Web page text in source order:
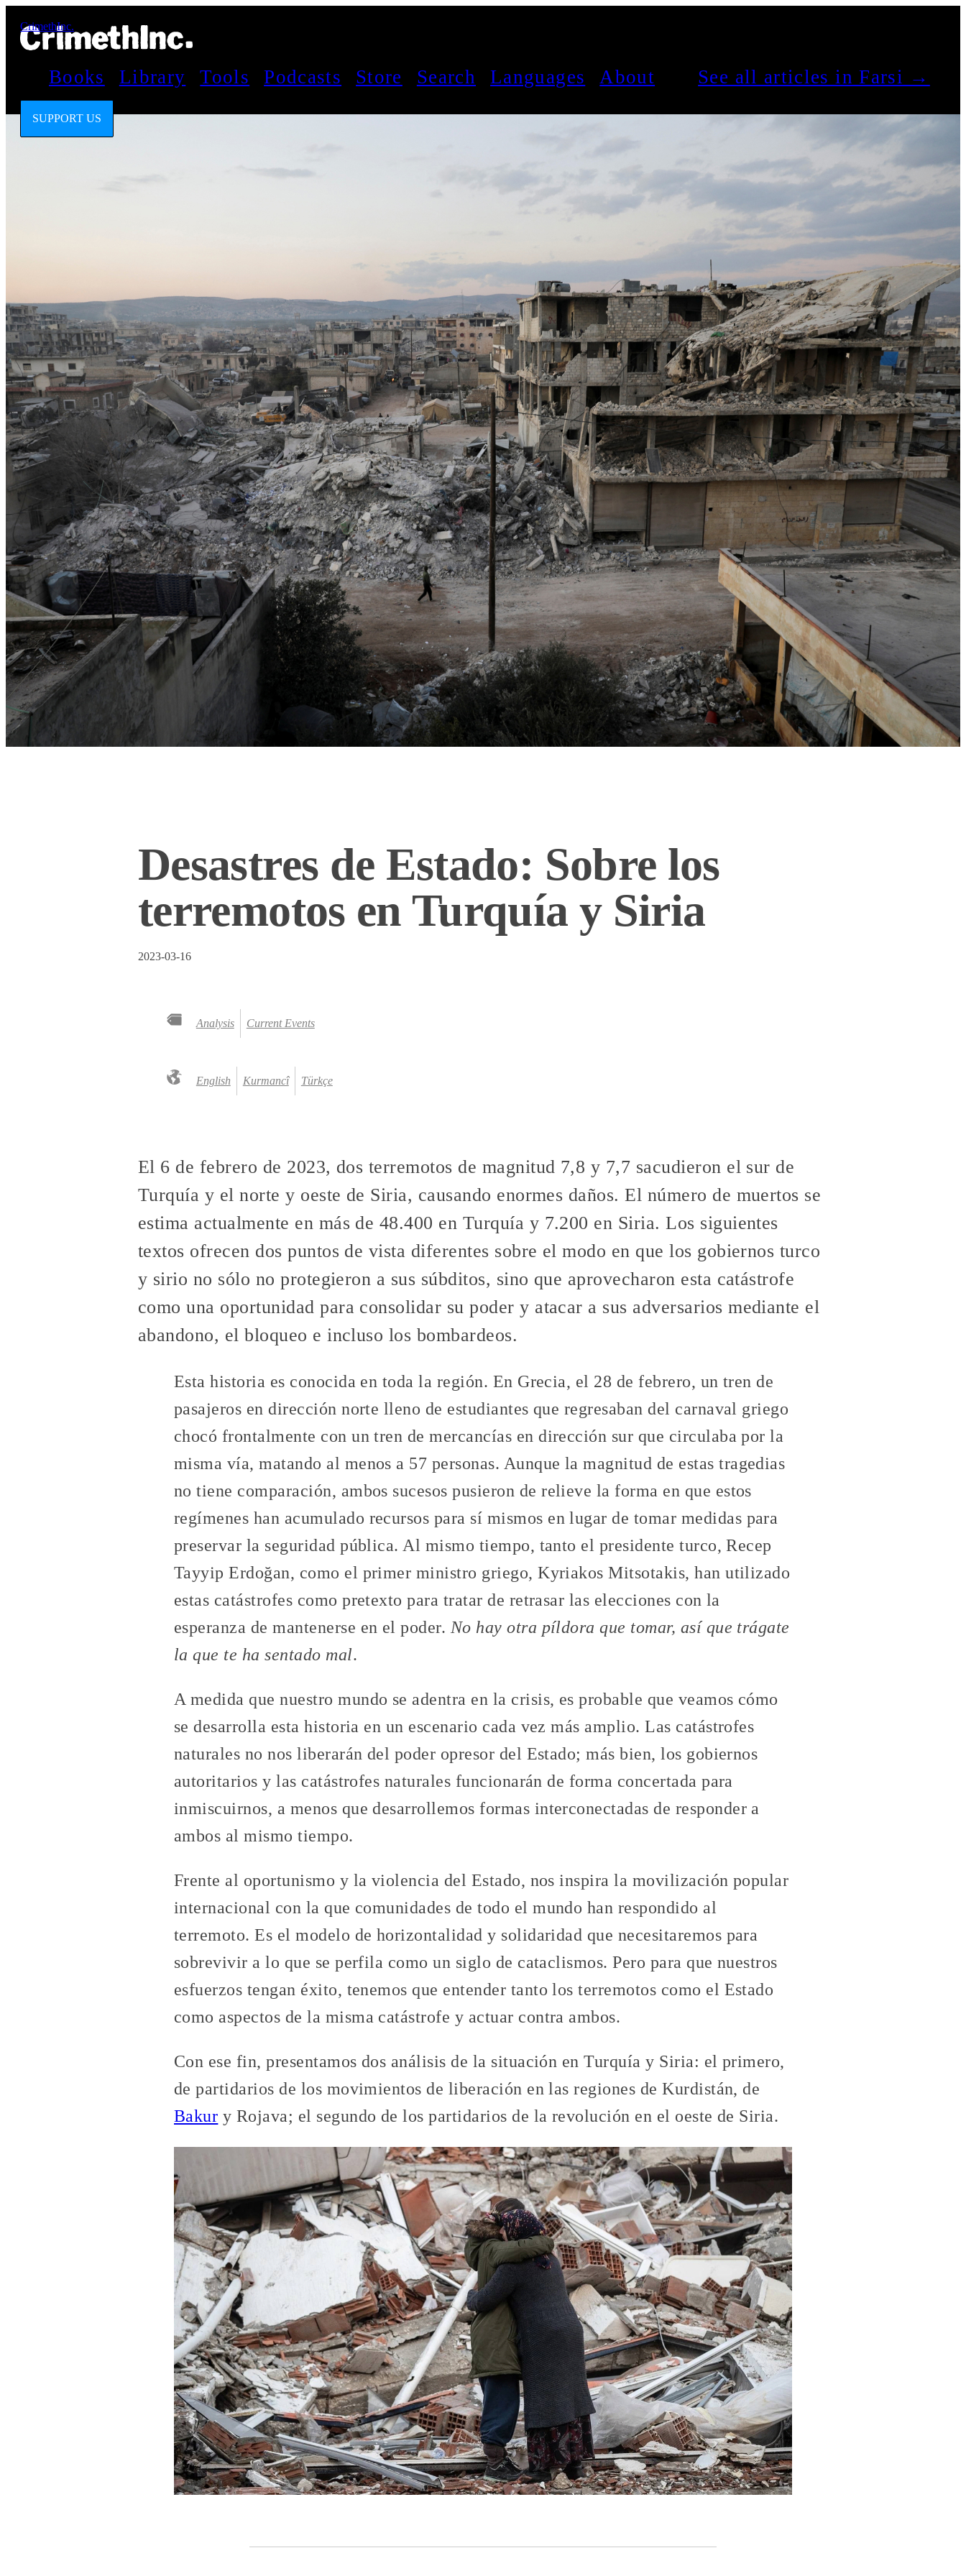
CrimethInc.
Books Library Tools Podcasts Store Search Languages About See all articles in Farsi →
SUPPORT US
Desastres de Estado: Sobre los
terremotos en Turquía y Siria
2023-03-16
Analysis Current Events
English Kurmancî Türkçe
El 6 de febrero de 2023, dos terremotos de magnitud 7,8 y 7,7 sacudieron el sur de
Turquía y el norte y oeste de Siria, causando enormes daños. El número de muertos se
estima actualmente en más de 48.400 en Turquía y 7.200 en Siria. Los siguientes
textos ofrecen dos puntos de vista diferentes sobre el modo en que los gobiernos turco
y sirio no sólo no protegieron a sus súbditos, sino que aprovecharon esta catástrofe
como una oportunidad para consolidar su poder y atacar a sus adversarios mediante el
abandono, el bloqueo e incluso los bombardeos.
Esta historia es conocida en toda la región. En Grecia, el 28 de febrero, un tren de
pasajeros en dirección norte lleno de estudiantes que regresaban del carnaval griego
chocó frontalmente con un tren de mercancías en dirección sur que circulaba por la
misma vía, matando al menos a 57 personas. Aunque la magnitud de estas tragedias
no tiene comparación, ambos sucesos pusieron de relieve la forma en que estos
regímenes han acumulado recursos para sí mismos en lugar de tomar medidas para
preservar la seguridad pública. Al mismo tiempo, tanto el presidente turco, Recep
Tayyip Erdoğan, como el primer ministro griego, Kyriakos Mitsotakis, han utilizado
estas catástrofes como pretexto para tratar de retrasar las elecciones con la
esperanza de mantenerse en el poder. No hay otra píldora que tomar, así que trágate
la que te ha sentado mal.
A medida que nuestro mundo se adentra en la crisis, es probable que veamos cómo
se desarrolla esta historia en un escenario cada vez más amplio. Las catástrofes
naturales no nos liberarán del poder opresor del Estado; más bien, los gobiernos
autoritarios y las catástrofes naturales funcionarán de forma concertada para
inmiscuirnos, a menos que desarrollemos formas interconectadas de responder a
ambos al mismo tiempo.
Frente al oportunismo y la violencia del Estado, nos inspira la movilización popular
internacional con la que comunidades de todo el mundo han respondido al
terremoto. Es el modelo de horizontalidad y solidaridad que necesitaremos para
sobrevivir a lo que se perfila como un siglo de cataclismos. Pero para que nuestros
esfuerzos tengan éxito, tenemos que entender tanto los terremotos como el Estado
como aspectos de la misma catástrofe y actuar contra ambos.
Con ese fin, presentamos dos análisis de la situación en Turquía y Siria: el primero,
de partidarios de los movimientos de liberación en las regiones de Kurdistán, de
Bakur y Rojava; el segundo de los partidarios de la revolución en el oeste de Siria.